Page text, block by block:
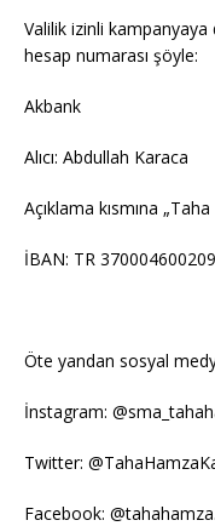
Valilik izinli
hesap numarası şöyle:
Akbank
Alıcı: Abdullah Karaca
Açıklama kısmına
İBAN: TR
Öte yandan sosyal
İnstagram:
Twitter:
Facebook: